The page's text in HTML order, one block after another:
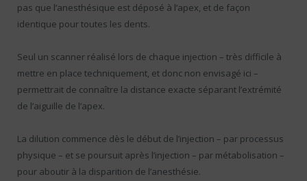
pas que l’anesthésique est déposé à l’apex, et de façon
identique pour toutes les dents.
Seul un scanner réalisé lors de chaque injection – très difficile à
mettre en place techniquement, et donc non envisagé ici –
permettrait de connaître la distance exacte séparant l’extrémité
de l’aiguille de l’apex.
La dilution commence dès le début de l’injection – par processus
physique – et se poursuit après l’injection – par métabolisation –
pour aboutir à la disparition de l’anesthésie.